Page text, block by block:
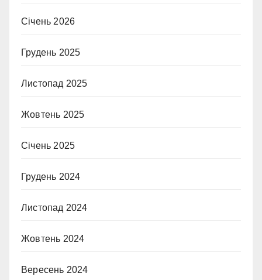
Січень 2026
Грудень 2025
Листопад 2025
Жовтень 2025
Січень 2025
Грудень 2024
Листопад 2024
Жовтень 2024
Вересень 2024